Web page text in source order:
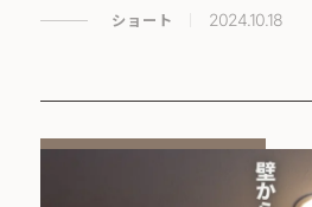
ショート 2024.10.18